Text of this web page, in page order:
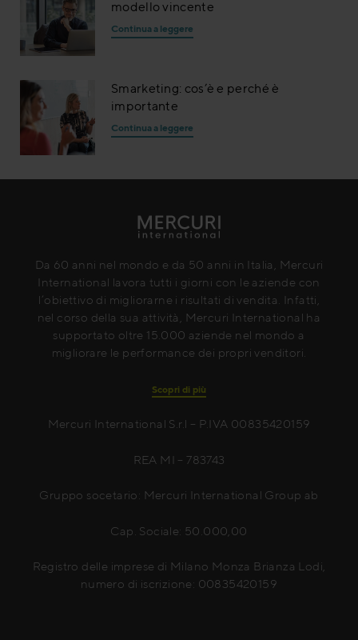
modello vincente
Continua a leggere
Smarketing: cos’è e perché è
importante
Continua a leggere
Da 60 anni nel mondo e da 50 anni in Italia, Mercuri
International lavora tutti i giorni con le aziende con
l’obiettivo di migliorarne i risultati di vendita. Infatti,
nel corso della sua attività, Mercuri International ha
supportato oltre 15.000 aziende nel mondo a
migliorare le performance dei propri venditori.
Scopri di più
Mercuri International S.r.l – P.IVA 00835420159
REA MI – 783743
Gruppo socetario: Mercuri International Group ab
Cap. Sociale: 50.000,00
Registro delle imprese di Milano Monza Brianza Lodi,
numero di iscrizione: 00835420159